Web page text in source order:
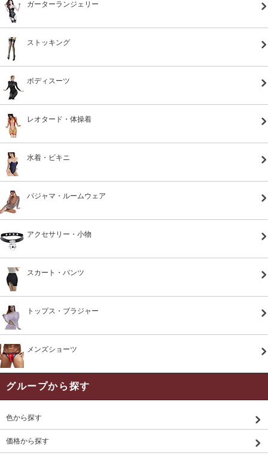
ガーターランジェリー
ストッキング
ボディスーツ
レオタード・体操着
水着・ビキニ
パジャマ・ルームウェア
アクセサリー・小物
スカート・パンツ
トップス・ブラジャー
メンズショーツ
グループから探す
色から探す
価格から探す